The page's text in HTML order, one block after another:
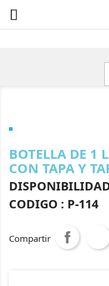

BOTELLA DE 1
CON TAPA Y
CODIGO : P-114
Compartir